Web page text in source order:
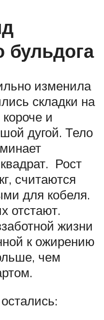
бульдога
изменила
складки на
и
дугой. Тело
Рост
считаются
для кобеля.
отстают.
жизни
к ожирению
чем